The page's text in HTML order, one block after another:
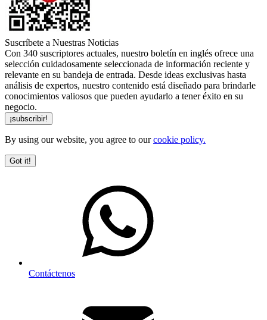
Suscríbete a Nuestras Noticias
Con 340 suscriptores actuales, nuestro boletín en inglés ofrece una
selección cuidadosamente seleccionada de información reciente y
relevante en su bandeja de entrada. Desde ideas exclusivas hasta
análisis de expertos, nuestro contenido está diseñado para brindarle
conocimientos valiosos que pueden ayudarlo a tener éxito en su
negocio.
By using our website, you agree to ourcookie policy.
Got it!
Contáctenos